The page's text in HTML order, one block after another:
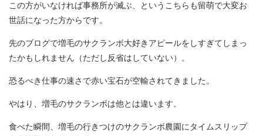
この方がいなければ事務所が滅ぶ、というこちらも留萌で大変お
世話になった方からです。
先のブログで増毛のサクランボ大好きアピールをしすぎてしまっ
たかもしれません（ただし反省はしていない）。
恐るべき仕事の速さで赤い宝石が空輸されてきました。
やはり、増毛のサクランボは他とは違います。
食べた瞬間、増毛の行きつけのサクランボ農園にタイムスリップ